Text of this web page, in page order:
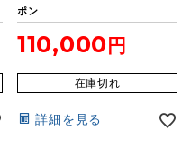
ポン
110,000
在庫切れ
詳細を見る